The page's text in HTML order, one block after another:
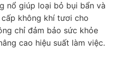
nổ giúp loại bỏ bụi bẩn và
không khí tươi cho
chỉ đảm bảo sức khỏe
cao hiệu suất làm việc.